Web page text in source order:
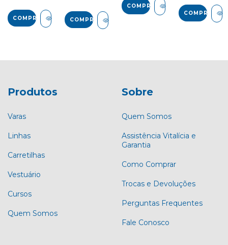
COMPRAR
COMPRAR
COMPRAR
Produtos
Varas
Linhas
Carretilhas
Vestuário
Cursos
Quem Somos
Sobre
Quem Somos
Assistência Vitalícia e
Garantia
Como Comprar
Trocas e Devoluções
Perguntas Frequentes
Fale Conosco